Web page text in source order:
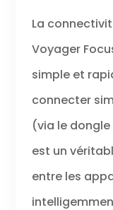
La
Voyager
simple et
connecter
(via le
est un
entre les